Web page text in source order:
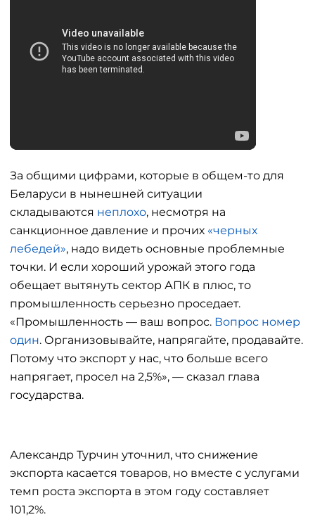
За общими цифрами, которые в общем-то для
Беларуси в нынешней ситуации
складываются неплохо, несмотря на
санкционное давление и прочих «черных
лебедей», надо видеть основные проблемные
точки. И если хороший урожай этого года
обещает вытянуть сектор АПК в плюс, то
промышленность серьезно проседает.
«Промышленность — ваш вопрос. Вопрос номер
один. Организовывайте, напрягайте, продавайте.
Потому что экспорт у нас, что больше всего
напрягает, просел на 2,5%», — сказал глава
государства.
Александр Турчин уточнил, что снижение
экспорта касается товаров, но вместе с услугами
темп роста экспорта в этом году составляет
101,2%.